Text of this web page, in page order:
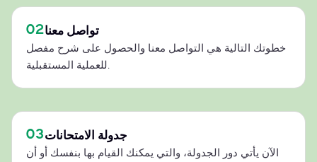
02تواصل معنا
خطوتك التالية هي التواصل معنا والحصول على شرح مفصل
للعملية المستقبلية.
03جدولة الامتحانات
الآن يأتي دور الجدولة، والتي يمكنك القيام بها بنفسك أو أن